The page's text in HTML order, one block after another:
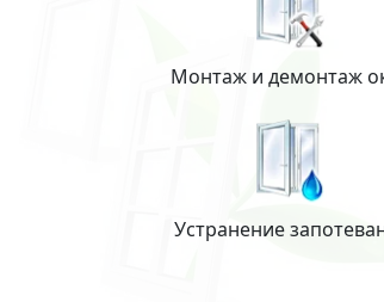
Монтаж и демонтаж
Устранение